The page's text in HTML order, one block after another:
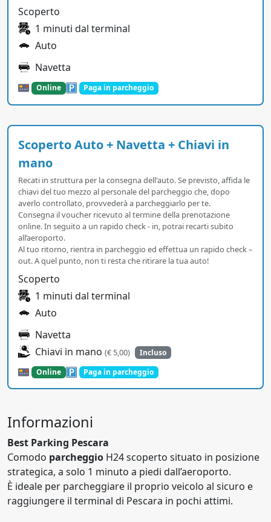
Scoperto
1 minuti dal terminal
Auto
Navetta
Online Paga in parcheggio
Scoperto Auto + Navetta + Chiavi in
mano
Recati in struttura per la consegna dell'auto. Se previsto, affida le
chiavi del tuo mezzo al personale del parcheggio che, dopo
averlo controllato, provvederà a parcheggiarlo per te.
Consegna il voucher ricevuto al termine della prenotazione
online. In seguito a un rapido check - in, potrai recarti subito
all’aeroporto.
Al tuo ritorno, rientra in parcheggio ed effettua un rapido check –
out. A quel punto, non ti resta che ritirare la tua auto!
Scoperto
1 minuti dal terminal
Auto
Navetta
Chiavi in mano (€ 5,00)
Incluso
Online
Paga in parcheggio
Informazioni
Best Parking Pescara
Comodo parcheggio H24 scoperto situato in posizione
strategica, a solo 1 minuto a piedi dall’aeroporto.
È ideale per parcheggiare il proprio veicolo al sicuro e
raggiungere il terminal di Pescara in pochi attimi.